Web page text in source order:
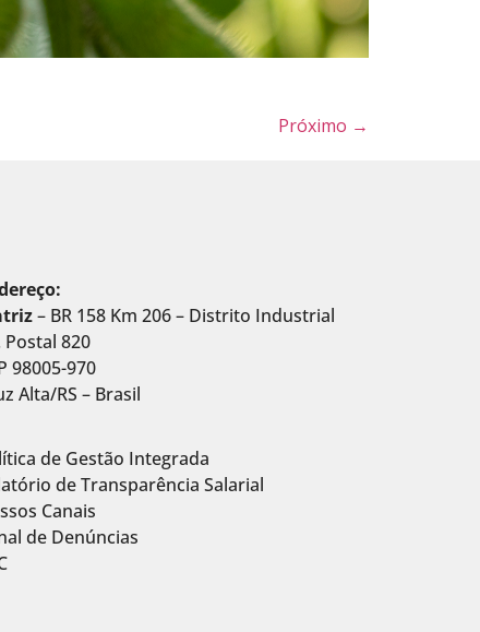
Próximo →
– BR 158 Km 206 – Distrito Industrial
Postal 820
98005-970
Alta/RS – Brasil
de Gestão Integrada
de Transparência Salarial
Canais
de Denúncias